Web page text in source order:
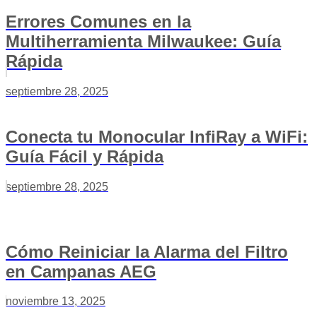
Errores Comunes en la
Multiherramienta Milwaukee: Guía
Rápida
septiembre 28, 2025
Conecta tu Monocular InfiRay a WiFi:
Guía Fácil y Rápida
septiembre 28, 2025
Cómo Reiniciar la Alarma del Filtro
en Campanas AEG
noviembre 13, 2025